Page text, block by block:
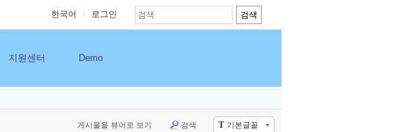
한국어 로그인
지원센터 Demo
T 기본글꼴
게시물을 뷰어로 보기 검색